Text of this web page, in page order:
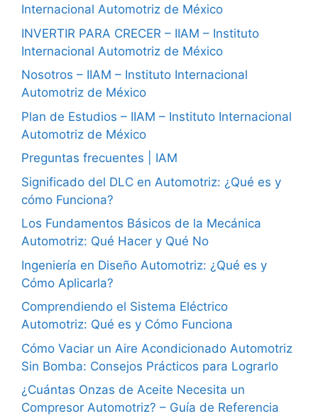
Internacional Automotriz de México
INVERTIR PARA CRECER – IIAM – Instituto
Internacional Automotriz de México
Nosotros – IIAM – Instituto Internacional
Automotriz de México
Plan de Estudios – IIAM – Instituto Internacional
Automotriz de México
Preguntas frecuentes | IAM
Significado del DLC en Automotriz: ¿Qué es y
cómo Funciona?
Los Fundamentos Básicos de la Mecánica
Automotriz: Qué Hacer y Qué No
Ingeniería en Diseño Automotriz: ¿Qué es y
Cómo Aplicarla?
Comprendiendo el Sistema Eléctrico
Automotriz: Qué es y Cómo Funciona
Cómo Vaciar un Aire Acondicionado Automotriz
Sin Bomba: Consejos Prácticos para Lograrlo
¿Cuántas Onzas de Aceite Necesita un
Compresor Automotriz? – Guía de Referencia